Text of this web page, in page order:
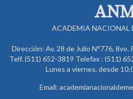
ACADEMIA NACIONAL
Dirección: Av. 28 de Julio N°776, 8vo.
Telf. (511) 652-3819 Telefax : (511)
Lunes a viernes, desde
Email: